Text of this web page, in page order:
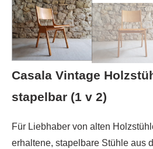
Casala Vintage
stapelbar (1 v 2)
Für Liebhaber von alten
erhaltene, stapelbare Stühle aus